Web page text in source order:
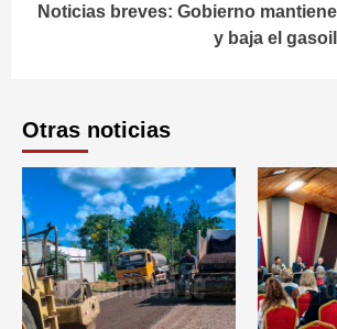
Noticias breves: Gobierno
y baja el
Otras noticias